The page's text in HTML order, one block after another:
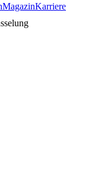
MagazinKarriere